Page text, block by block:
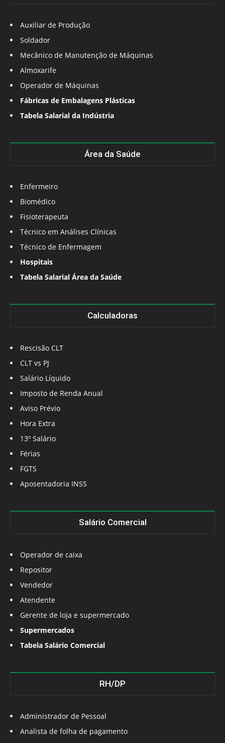
Auxiliar de Produção
Soldador
Mecânico de Manutenção de Máquinas
Almoxarife
Operador de Máquinas
Fábricas de Embalagens Plásticas
Tabela Salarial da Indústria
Área da Saúde
Enfermeiro
Biomédico
Fisioterapeuta
Técnico em Análises Clínicas
Técnico de Enfermagem
Hospitais
Tabela Salarial Área da Saúde
Calculadoras
Rescisão CLT
CLT vs PJ
Salário Líquido
Imposto de Renda Anual
Aviso Prévio
Hora Extra
13º Salário
Férias
FGTS
Aposentadoria INSS
Salário Comercial
Operador de caixa
Repositor
Vendedor
Atendente
Gerente de loja e supermercado
Supermercados
Tabela Salário Comercial
RH/DP
Administrador de Pessoal
Analista de folha de pagamento